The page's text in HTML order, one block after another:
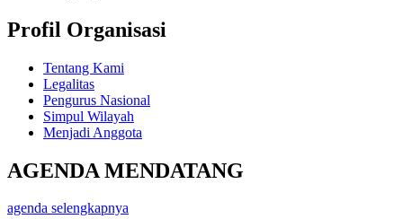
Profil Organisasi
Tentang Kami
Legalitas
Pengurus Nasional
Simpul Wilayah
Menjadi Anggota
AGENDA MENDATANG
agenda selengkapnya